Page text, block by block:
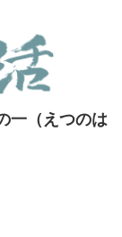
一（えつのは